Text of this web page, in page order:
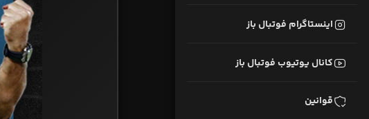
اینستاگرام فوتبال باز
کانال یوتیوب فوتبال باز
قوانین